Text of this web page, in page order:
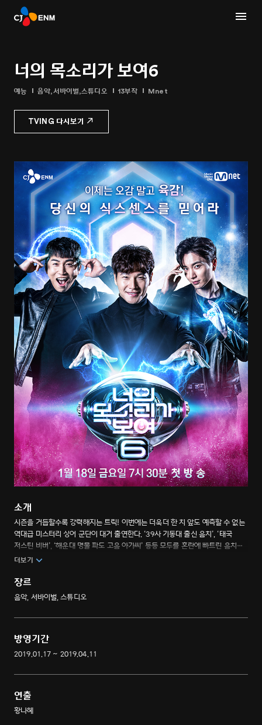
너의 목소리가 보여6
예능 음악,서바이벌,스튜디오 13부작 Mnet
TVING 다시보기
소개
시즌을 거듭할수록 강력해지는 트릭! 이번에는 더욱더 한 치 앞도 예측할 수 없는
역대급 미스터리 싱어 군단이 대거 출연한다. ‘39사 기동대 출신 음치’, ‘태국
저스틴 비버’, ‘해운대 명물 파도 고음 아가씨’ 등등 모두를 혼란에 빠트린 음치
VS 실력자들의 속고 속이는 눈치 게임! 누가 진짜 음치인가?
더보기
장르
음악, 서바이벌, 스튜디오
방영기간
2019.01.17 ~ 2019.04.11
연출
황나혜